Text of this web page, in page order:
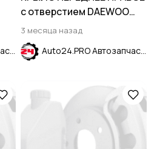
Auto24.PRO Автозапчасти
с отверстием DAEWOO
MATIZ 2001-2015
3 месяца назад
Auto24.PRO Автозапчасти